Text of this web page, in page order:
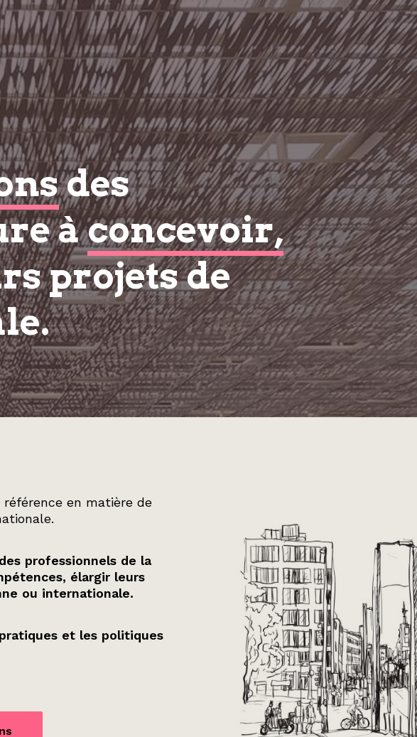
des
àconcevoir,
projets de
en matière de
professionnels de la
élargir leurs
ou internationale.
et les politiques